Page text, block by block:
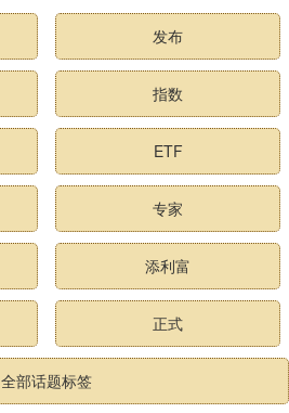
发布
指数
ETF
专家
添利富
正式
全部话题标签